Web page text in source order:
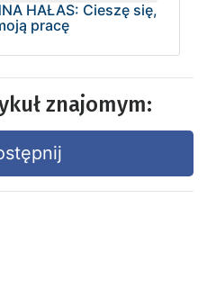
HAŁAS: Cieszę się,
pracę
znajomym: